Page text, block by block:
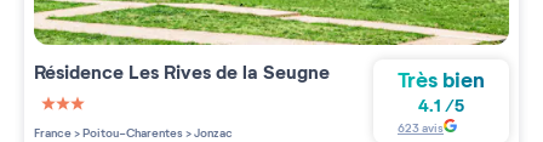
Résidence Les Rives de la Seugne
3 étoiles sur 5
France>Poitou-Charentes>Jonzac
Très bien
4.1 /5
623avis